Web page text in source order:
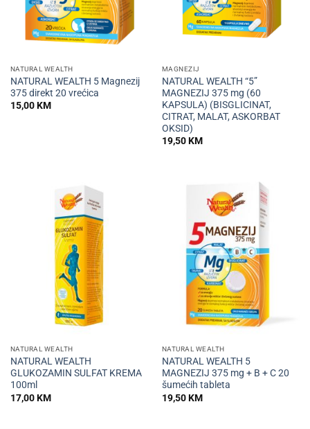
NATURAL WEALTH
NATURAL WEALTH 5 Magnezij
375 direkt 20 vrećica
15,00KM
MAGNEZIJ
NATURAL WEALTH “5”
MAGNEZIJ 375 mg (60
KAPSULA) (BISGLICINAT,
CITRAT, MALAT, ASKORBAT
OKSID)
19,50KM
NATURAL WEALTH
NATURAL WEALTH
GLUKOZAMIN SULFAT KREMA
100ml
17,00KM
NATURAL WEALTH
NATURAL WEALTH 5
MAGNEZIJ 375 mg + B + C 20
šumećih tableta
19,50KM